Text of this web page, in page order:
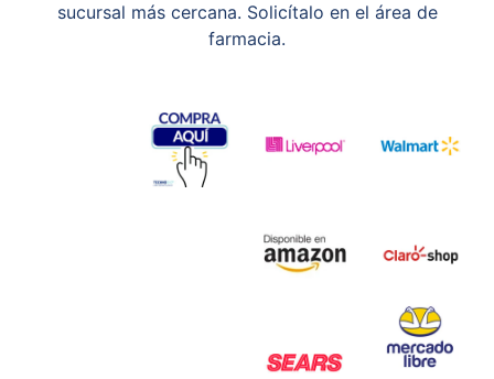
sucursal más cercana. Solicítalo en el área de
farmacia.